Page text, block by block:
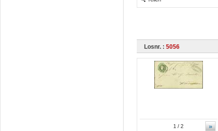
Losnr. : 5056
»
1 / 2